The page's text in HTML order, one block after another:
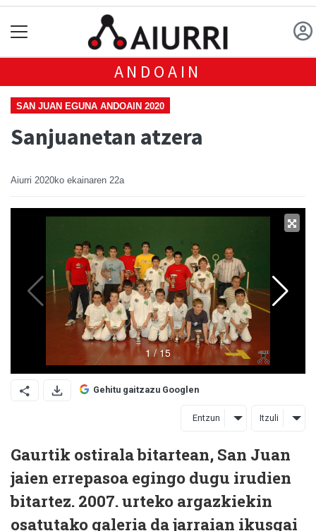
ANDOAIN
SAN JUAN EGUNA ANDOAIN 2020
Sanjuanetan atzera
Aiurri 2020ko ekainaren 22a
Gehitu gaitzazu Googlen
Entzun Itzuli
Gaurtik ostirala bitartean, San Juan
jaien errepasoa egingo dugu irudien
bitartez. 2007. urteko argazkiekin
osatutako galeria da jarraian ikusgai